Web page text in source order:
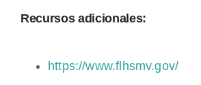
Recursos adicionales:
https://www.flhsmv.gov/